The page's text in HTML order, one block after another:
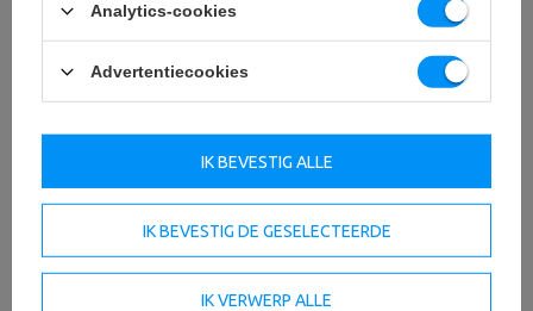
Analytics-cookies
Advertentiecookies
IK BEVESTIG DE GESELECTEERDE
IK VERWERP ALLE
IK BEVESTIG ALLE